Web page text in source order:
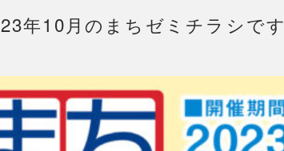
年10月のまちゼミチラシです